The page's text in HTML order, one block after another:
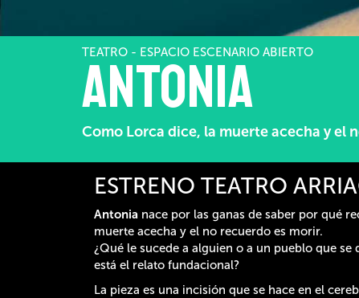
TEATRO - ESPACIO ESCENARIO ABIERTO
Antonia
Como Lorca dice, la muerte acecha y el
ESTRENO TEATRO
Antonia nace por las ganas de saber por qué
muerte acecha y el no recuerdo es morir.
¿Qué le sucede a alguien o a un pueblo que
está el relato fundacional?
La pieza es una incisión que se hace en el